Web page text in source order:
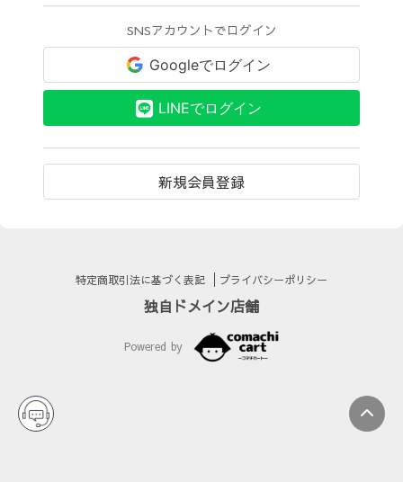
SNSアカウントでログイン
Googleでログイン
LINEでログイン
新規会員登録
特定商取引法に基づく表記 プライバシーポリシー
独自ドメイン店舗
Powered by